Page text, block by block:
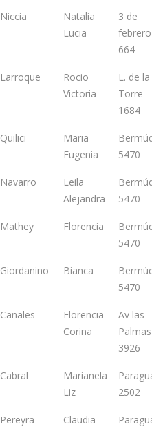
Niccia
Natalia
Lucia
3 de
febrero
664
Larroque
Rocio
Victoria
L. de la
Torre
1684
Quilici
Maria
Eugenia
5470
Navarro
Leila
Alejandra
5470
Mathey Florencia
5470
Giordanino Bianca
5470
Canales
Florencia
Corina
Av las
Palmas
3926
Cabral
Marianela
Liz
2502
Pereyra
Claudia